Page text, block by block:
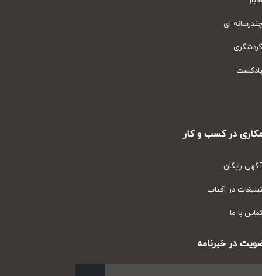
ای
در کسب و کار
رایگان
در آفتاب
با ما
در خبرنامه